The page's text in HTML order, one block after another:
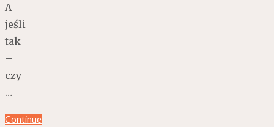
A
jeśli
tak
–
czy
…
Continue